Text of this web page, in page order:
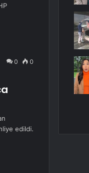
0 0
edildi.